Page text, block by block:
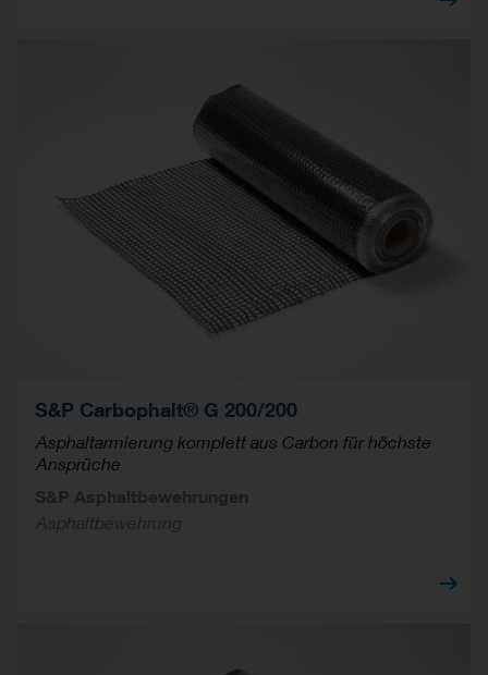
S&P Carbophalt® G 200/200
Asphaltarmierung komplett aus Carbon für höchste
Ansprüche
S&P Asphaltbewehrungen
Asphaltbewehrung